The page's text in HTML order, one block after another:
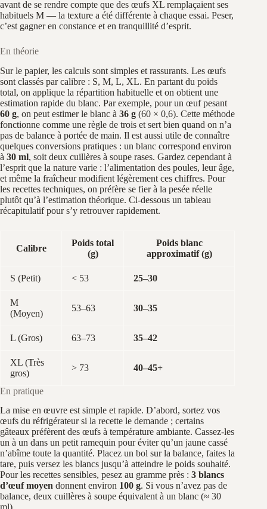
avant de se rendre compte que des œufs XL remplaçaient ses
habituels M — la texture a été différente à chaque essai. Peser,
c’est gagner en constance et en tranquillité d’esprit.
En théorie
Sur le papier, les calculs sont simples et rassurants. Les œufs
sont classés par calibre : S, M, L, XL. En partant du poids
total, on applique la répartition habituelle et on obtient une
estimation rapide du blanc. Par exemple, pour un œuf pesant
60 g, on peut estimer le blanc à 36 g (60 × 0,6). Cette méthode
fonctionne comme une règle de trois et sert bien quand on n’a
pas de balance à portée de main. Il est aussi utile de connaître
quelques conversions pratiques : un blanc correspond environ
à 30 ml, soit deux cuillères à soupe rases. Gardez cependant à
l’esprit que la nature varie : l’alimentation des poules, leur âge,
et même la fraîcheur modifient légèrement ces chiffres. Pour
les recettes techniques, on préfère se fier à la pesée réelle
plutôt qu’à l’estimation théorique. Ci-dessous un tableau
récapitulatif pour s’y retrouver rapidement.
Calibre
Poids total
(g)
Poids blanc
approximatif (g)
S (Petit) < 53 25–30
M
(Moyen)
53–63 30–35
L (Gros) 63–73 35–42
XL (Très
gros)
> 73 40–45+
En pratique
La mise en œuvre est simple et rapide. D’abord, sortez vos
œufs du réfrigérateur si la recette le demande ; certains
gâteaux préfèrent des œufs à température ambiante. Cassez-les
un à un dans un petit ramequin pour éviter qu’un jaune cassé
n’abîme toute la quantité. Placez un bol sur la balance, faites la
tare, puis versez les blancs jusqu’à atteindre le poids souhaité.
Pour les recettes sensibles, pesez au gramme près : 3 blancs
d’œuf moyen donnent environ 100 g. Si vous n’avez pas de
balance, deux cuillères à soupe équivalent à un blanc (≈ 30